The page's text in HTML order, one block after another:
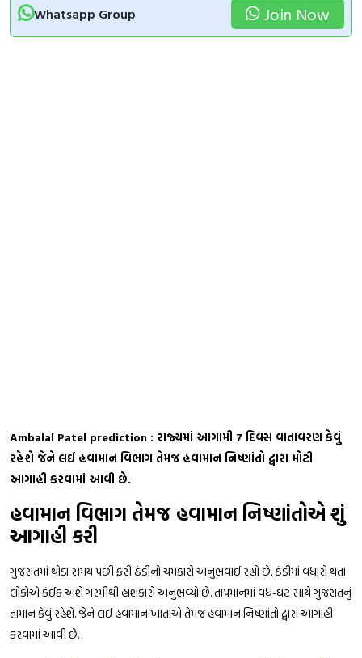
Whatsapp Group Join Now
Ambalal Patel prediction : રાજ્યમાં આગામી 7 દિવસ વાતાવરણ કેવું
રહેશે જેને લઈ હવામાન વિભાગ તેમજ હવામાન નિષ્ણાંતો દ્વારા મોટી
આગાહી કરવામાં આવી છે.
હવામાન વિભાગ તેમજ હવામાન નિષ્ણાંતોએ શું
આગાહી કરી
ગુજરાતમાં થોડા સમય પછી ફરી ઠંડીનો ચમકારો અનુભવાઈ રહ્યો છે. ઠંડીમાં વધારો થતા
લોકોએ કંઈક અંશે ગરમીથી હાશકારો અનુભવ્યો છે. તાપમાનમાં વધ-ઘટ સાથે ગુજરાતનું
તામાન કેવું રહેશે. જેને લઈ હવામાન ખાતાએ તેમજ હવામાન નિષ્ણાંતો દ્વારા આગાહી
કરવામાં આવી છે.